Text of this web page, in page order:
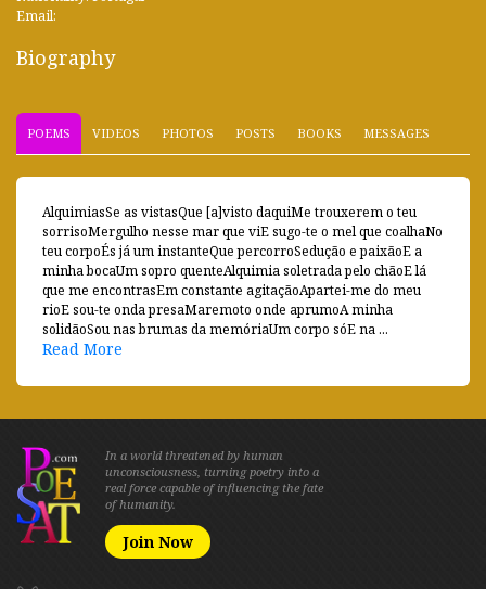
Email:
Biography
POEMS VIDEOS PHOTOS POSTS BOOKS MESSAGES
AlquimiasSe as vistasQue [a]visto daquiMe trouxerem o teu
sorrisoMergulho nesse mar que viE sugo-te o mel que coalhaNo
teu corpoÉs já um instanteQue percorroSedução e paixãoE a
minha bocaUm sopro quenteAlquimia soletrada pelo chãoE lá
que me encontrasEm constante agitaçãoApartei-me do meu
rioE sou-te onda presaMaremoto onde aprumoA minha
solidãoSou nas brumas da memóriaUm corpo sóE na ...
Read More
In a world threatened by human
unconsciousness, turning poetry into a
real force capable of influencing the fate
of humanity.
Join Now